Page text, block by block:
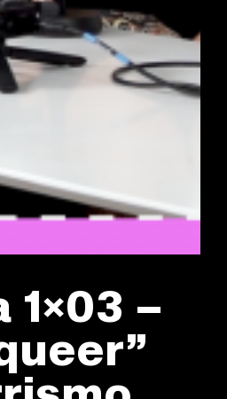
1×03 –